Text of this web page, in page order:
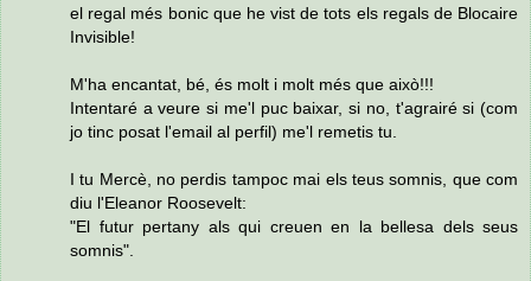
el regal més bonic que he vist de tots els regals de Blocaire
Invisible!
M'ha encantat, bé, és molt i molt més que això!!!
Intentaré a veure si me'l puc baixar, si no, t'agrairé si (com
jo tinc posat l'email al perfil) me'l remetis tu.
I tu Mercè, no perdis tampoc mai els teus somnis, que com
diu l'Eleanor Roosevelt:
"El futur pertany als qui creuen en la bellesa dels seus
somnis".